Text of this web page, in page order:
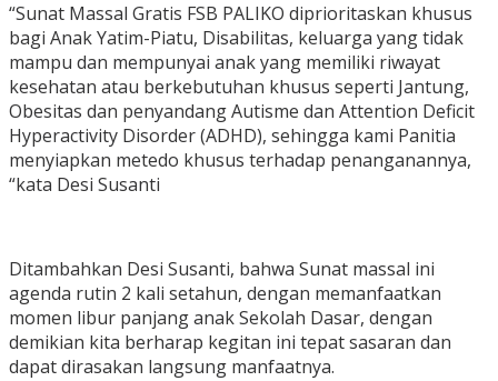
“Sunat Massal Gratis FSB PALIKO diprioritaskan khusus
bagi Anak Yatim-Piatu, Disabilitas, keluarga yang tidak
mampu dan mempunyai anak yang memiliki riwayat
kesehatan atau berkebutuhan khusus seperti Jantung,
Obesitas dan penyandang Autisme dan Attention Deficit
Hyperactivity Disorder (ADHD), sehingga kami Panitia
menyiapkan metedo khusus terhadap penanganannya,
“kata Desi Susanti
Ditambahkan Desi Susanti, bahwa Sunat massal ini
agenda rutin 2 kali setahun, dengan memanfaatkan
momen libur panjang anak Sekolah Dasar, dengan
demikian kita berharap kegitan ini tepat sasaran dan
dapat dirasakan langsung manfaatnya.